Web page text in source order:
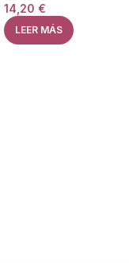
14,20 €
LEER MÁS